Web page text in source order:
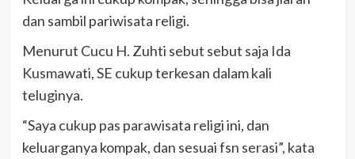
dan sambil pariwisata religi.
Menurut Cucu H. Zuhti sebut sebut saja Ida
Kusmawati, SE cukup terkesan dalam kali
teluginya.
“Saya cukup pas parawisata religi ini, dan
keluarganya kompak, dan sesuai fsn serasi”, kata